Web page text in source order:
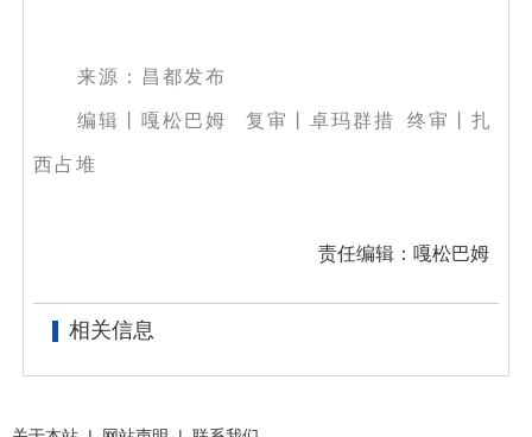
来源：昌都发布
编辑丨嘎松巴姆 复审丨卓玛群措 终审丨扎
西占堆
责任编辑：嘎松巴姆
相关信息